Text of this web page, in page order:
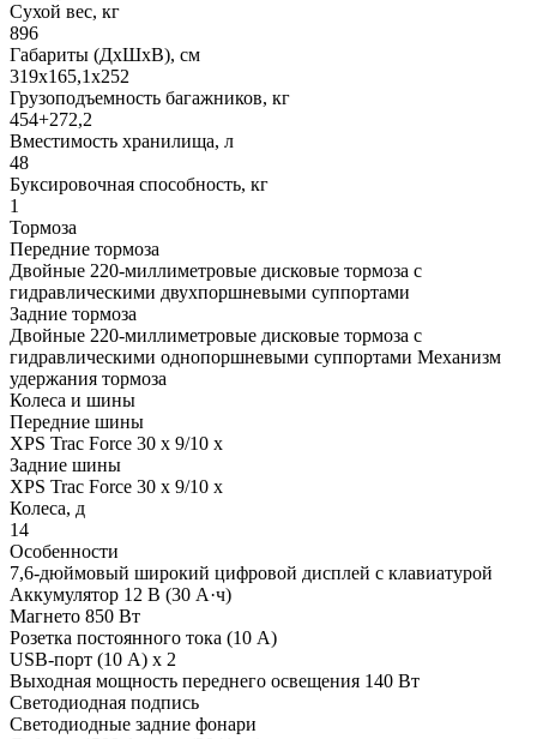
Сухой вес, кг
896
Габариты (ДхШхВ), см
319x165,1x252
Грузоподъемность багажников, кг
454+272,2
Вместимость хранилища, л
48
Буксировочная способность, кг
1
Тормоза
Передние тормоза
Двойные 220-миллиметровые дисковые тормоза с
гидравлическими двухпоршневыми суппортами
Задние тормоза
Двойные 220-миллиметровые дисковые тормоза с
гидравлическими однопоршневыми суппортами Механизм
удержания тормоза
Колеса и шины
Передние шины
XPS Trac Force 30 x 9/10 x
Задние шины
XPS Trac Force 30 x 9/10 x
Колеса, д
14
Особенности
7,6-дюймовый широкий цифровой дисплей с клавиатурой
Аккумулятор 12 В (30 А·ч)
Магнето 850 Вт
Розетка постоянного тока (10 А)
USB-порт (10 А) x 2
Выходная мощность переднего освещения 140 Вт
Светодиодная подпись
Светодиодные задние фонари